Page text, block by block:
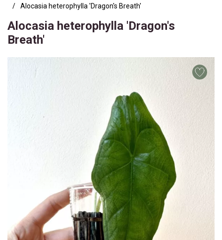
Alocasia heterophylla 'Dragon's Breath'
Alocasia heterophylla 'Dragon's
Breath'